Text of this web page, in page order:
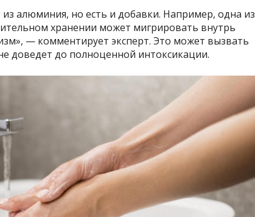
алюминия, но есть и добавки. Например, одна из
хранении может мигрировать внутрь
— комментирует эксперт. Это может вызвать
доведет до полноценной интоксикации.